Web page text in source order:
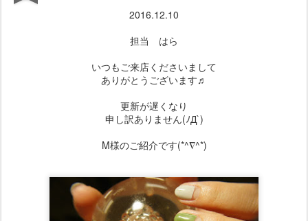
2016.12.10
担当 はら
いつもご来店くださいまして
ありがとうございます♬
更新が遅くなり
申し訳ありません(ﾉД`)
M様のご紹介です(*^∇^*)